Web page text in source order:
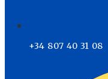
+34 807 40 31 08